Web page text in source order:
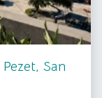
San